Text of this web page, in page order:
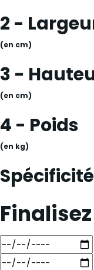
2 -
(en cm)
3 -
(en cm)
4 - Poids
(en kg)
Spécificité